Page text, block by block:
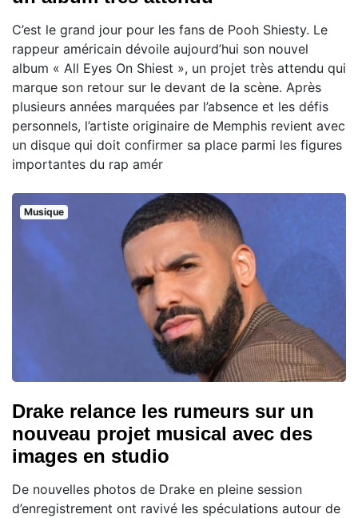
C’est le grand jour pour les fans de Pooh Shiesty. Le
rappeur américain dévoile aujourd’hui son nouvel
album « All Eyes On Shiest », un projet très attendu qui
marque son retour sur le devant de la scène. Après
plusieurs années marquées par l’absence et les défis
personnels, l’artiste originaire de Memphis revient avec
un disque qui doit confirmer sa place parmi les figures
importantes du rap amér
Musique
Drake relance les rumeurs sur un
nouveau projet musical avec des
images en studio
De nouvelles photos de Drake en pleine session
d’enregistrement ont ravivé les spéculations autour de